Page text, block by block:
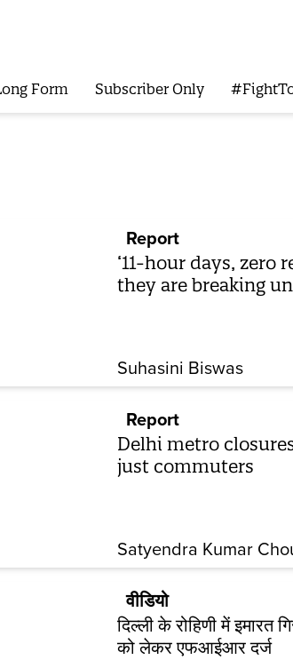
Form Subscriber Only
Report
‘11-hour days, zero
they are breaking
Suhasini Biswas
Report
Delhi metro
just commuters
Satyendra Kumar
वीडियो
दिल्ली के रोहिणी में इमारत
को लेकर एफआईआर दर्ज